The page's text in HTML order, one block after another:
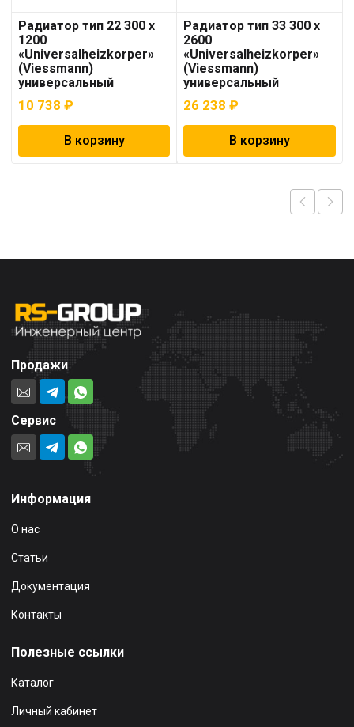
Радиатор тип 22 300 x
1200
«Universalheizkorper»
(Viessmann)
универсальный
10 738 ₽
В корзину
Радиатор тип 33 300 x
2600
«Universalheizkorper»
(Viessmann)
универсальный
26 238₽
В корзину
Продажи
Сервис
Информация
О нас
Статьи
Документация
Контакты
Полезные ссылки
Каталог
Личный кабинет